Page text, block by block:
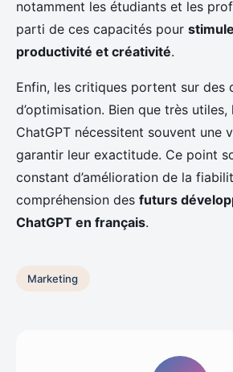
notamment les étudiants et les
parti de ces capacités pour
productivité et créativité.
Enfin, les critiques portent sur des
d’optimisation. Bien que très
ChatGPT nécessitent souvent une
garantir leur exactitude. Ce point
constant d’amélioration de la
compréhension des futurs
ChatGPT en français.
Marketing